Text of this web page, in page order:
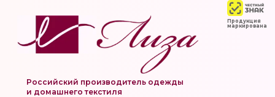
Российский производитель одежды
и домашнего текстиля
Продукция
маркирована